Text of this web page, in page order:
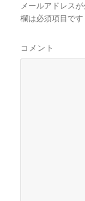
メールアドレス
欄は必須項目です
コメント